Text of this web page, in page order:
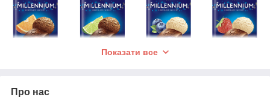
Показати все
Про нас